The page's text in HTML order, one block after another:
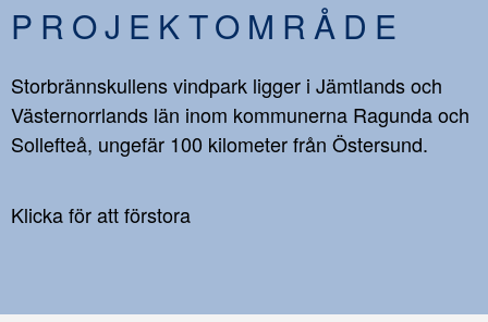
PROJEKTOMRÅDE
Storbrännskullens vindpark ligger i Jämtlands och
Västernorrlands län inom kommunerna Ragunda och
Sollefteå, ungefär 100 kilometer från Östersund.
Klicka för att förstora